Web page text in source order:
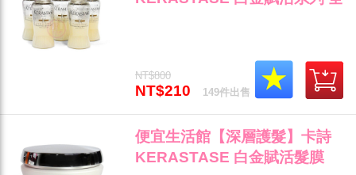
NT$800
NT$210 149件出售
便宜生活館【深層護髮】卡詩
KERASTASE 白金賦活髮膜